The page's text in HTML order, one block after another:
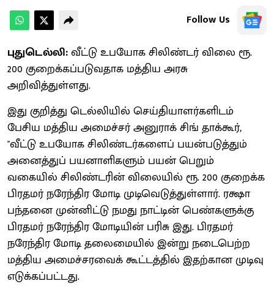
Follow Us
புதுடெல்லி:வீட்டு உபயோக சிலிண்டர் விலை ரூ.
200 குறைக்கப்படுவதாக மத்திய அரசு
அறிவித்துள்ளது.
இது குறித்து டெல்லியில் செய்தியாளர்களிடம்
பேசிய மத்திய அமைச்சர் அனுராக் சிங் தாக்கூர்,
"வீட்டு உபயோக சிலிண்டர்களைப் பயன்படுத்தும்
அனைத்துப் பயனாளிகளும் பயன் பெறும்
வகையில் சிலிண்டரின் விலையில் ரூ. 200 குறைக்க
பிரதமர் நரேந்திர மோடி முடிவெடுத்துள்ளார். ரக்ஷா
பந்தனை முன்னிட்டு நமது நாட்டின் பெண்களுக்கு
பிரதமர் நரேந்திர மோடியின் பரிசு இது. பிரதமர்
நரேந்திர மோடி தலைமையில் இன்று நடைபெற்ற
மத்திய அமைச்சரவைக் கூட்டத்தில் இதற்கான முடிவு
எடுக்கப்பட்டது.